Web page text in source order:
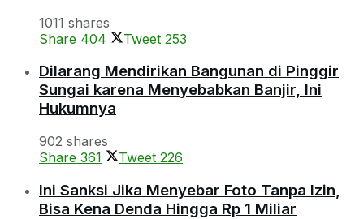
1011 shares
Share 404 Tweet 253
Dilarang Mendirikan Bangunan di Pinggir
Sungai karena Menyebabkan Banjir, Ini
Hukumnya
902 shares
Share 361 Tweet 226
Ini Sanksi Jika Menyebar Foto Tanpa Izin,
Bisa Kena Denda Hingga Rp 1 Miliar